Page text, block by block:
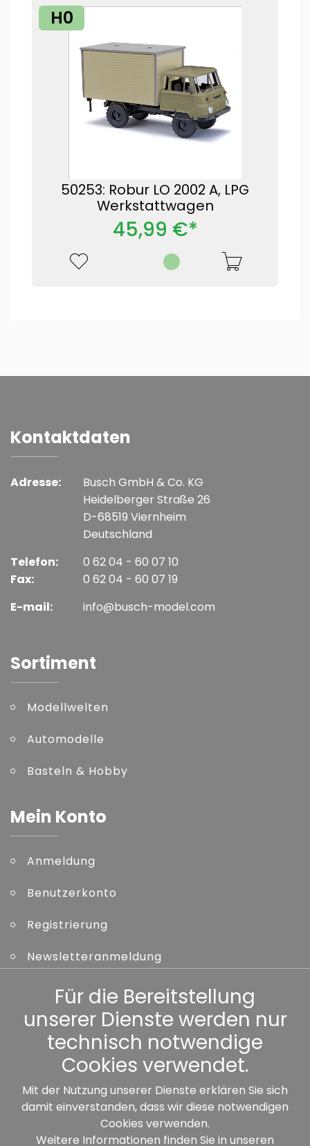
H0
50253: Robur LO 2002 A, LPG
Werkstattwagen
45,99 €*
Kontaktdaten
Adresse:
Busch GmbH & Co. KG
Heidelberger Straße 26
D-68519 Viernheim
Deutschland
Telefon:
Fax:
0 62 04 - 60 07 10
0 62 04 - 60 07 19
E-mail:
info@busch-model.com
Sortiment
Modellwelten
Automodelle
Basteln & Hobby
Mein Konto
Anmeldung
Benutzerkonto
Registrierung
Newsletteranmeldung
Kennwort vergessen
Sonstiges
Unsere Partner:
Für die Bereitstellung
unserer Dienste werden nur
technisch notwendige
Cookies verwendet.
Mit der Nutzung unserer Dienste erklären Sie sich
damit einverstanden, dass wir diese notwendigen
Cookies verwenden.
Weitere Informationen finden Sie in unseren